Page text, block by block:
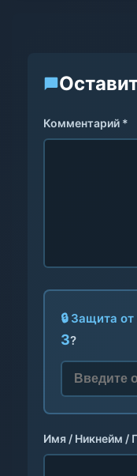
Комментарий *
🔒 Защита
3?
Имя / Никнейм /